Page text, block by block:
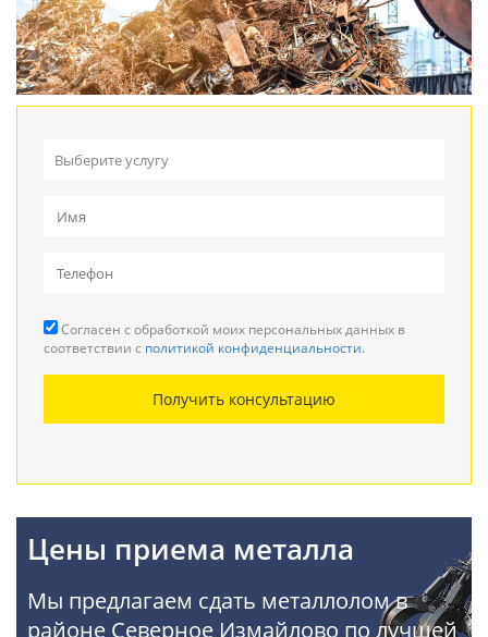
Выберите услугу
Прием кабеля
Резка металла
Демонтаж металлоконструкций
Покупка АКБ
Согласен с обработкой моих персональных данных в
соответствии с политикой конфиденциальности.
Получить консультацию
Цены приема металла
Мы предлагаем сдать металлолом в
районе Северное Измайлово по лучшей